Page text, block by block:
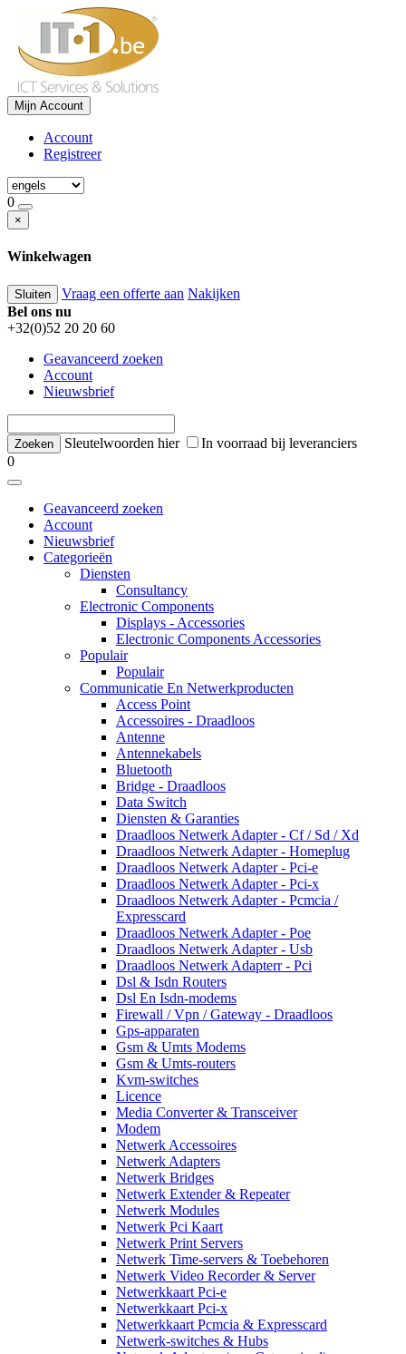
Mijn Account
Account
Registreer
0
×
Winkelwagen
Sluiten Vraag een offerte aan Nakijken
Bel ons nu
+32(0)52 20 20 60
Geavanceerd zoeken
Account
Nieuwsbrief
Sleutelwoorden hier
In voorraad bij leveranciers
0
Geavanceerd zoeken
Account
Nieuwsbrief
Categorieën
Diensten
Consultancy
Electronic Components
Displays - Accessories
Electronic Components Accessories
Populair
Populair
Communicatie En Netwerkproducten
Access Point
Accessoires - Draadloos
Antenne
Antennekabels
Bluetooth
Bridge - Draadloos
Data Switch
Diensten & Garanties
Draadloos Netwerk Adapter - Cf / Sd / Xd
Draadloos Netwerk Adapter - Homeplug
Draadloos Netwerk Adapter - Pci-e
Draadloos Netwerk Adapter - Pci-x
Draadloos Netwerk Adapter - Pcmcia /
Expresscard
Draadloos Netwerk Adapter - Poe
Draadloos Netwerk Adapter - Usb
Draadloos Netwerk Adapterr - Pci
Dsl & Isdn Routers
Dsl En Isdn-modems
Firewall / Vpn / Gateway - Draadloos
Gps-apparaten
Gsm & Umts Modems
Gsm & Umts-routers
Kvm-switches
Licence
Media Converter & Transceiver
Modem
Netwerk Accessoires
Netwerk Adapters
Netwerk Bridges
Netwerk Extender & Repeater
Netwerk Modules
Netwerk Pci Kaart
Netwerk Print Servers
Netwerk Time-servers & Toebehoren
Netwerk Video Recorder & Server
Netwerkkaart Pci-e
Netwerkkaart Pci-x
Netwerkkaart Pcmcia & Expresscard
Netwerk-switches & Hubs